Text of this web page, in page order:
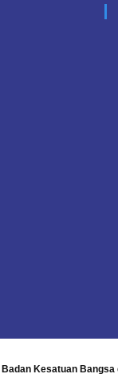
Badan Kesatuan